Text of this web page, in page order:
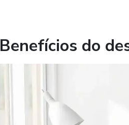
Benefícios do